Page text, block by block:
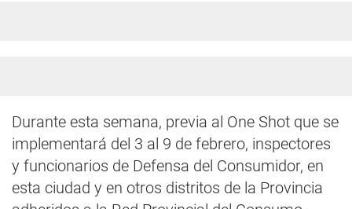
Durante esta semana, previa al One Shot que se
implementará del 3 al 9 de febrero, inspectores
y funcionarios de Defensa del Consumidor, en
esta ciudad y en otros distritos de la Provincia